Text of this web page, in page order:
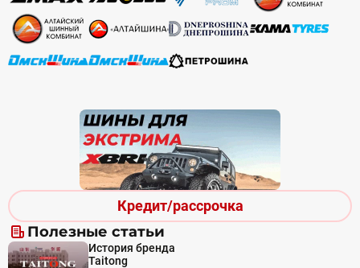
Кредит/рассрочка
Полезные статьи
История бренда
Taitong